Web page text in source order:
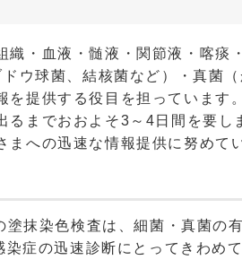
織・血液・髄液・関節液・喀痰
ウ球菌、結核菌など）・真菌
提供する役目を担っています。
るまでおおよそ3～4日間を要
への迅速な情報提供に努めて
抹染色検査は、細菌・真菌の
症の迅速診断にとってきわめ